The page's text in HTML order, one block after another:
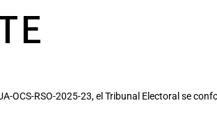
OCS-RSO-2025-23, el Tribunal Electoral se